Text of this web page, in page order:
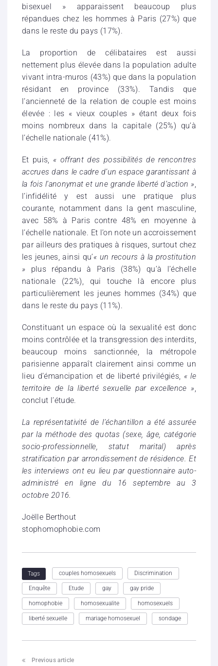
bisexuel » apparaissent beaucoup plus
répandues chez les hommes à Paris (27%) que
dans le reste du pays (17%).
La proportion de célibataires est aussi
nettement plus élevée dans la population adulte
vivant intra-muros (43%) que dans la population
résidant en province (33%). Tandis que
l’ancienneté de la relation de couple est moins
élevée : les « vieux couples » étant deux fois
moins nombreux dans la capitale (25%) qu’à
l’échelle nationale (41%).
Et puis, « offrant des possibilités de rencontres
accrues dans le cadre d’un espace garantissant à
la fois l’anonymat et une grande liberté d’action »,
l’infidélité y est aussi une pratique plus
courante, notamment dans la gent masculine,
avec 58% à Paris contre 48% en moyenne à
l’échelle nationale. Et l’on note un accroissement
par ailleurs des pratiques à risques, surtout chez
les jeunes, ainsi qu’« un recours à la prostitution
» plus répandu à Paris (38%) qu’à l’échelle
nationale (22%), qui touche là encore plus
particulièrement les jeunes hommes (34%) que
dans le reste du pays (11%).
Constituant un espace où la sexualité est donc
moins contrôlée et la transgression des interdits,
beaucoup moins sanctionnée, la métropole
parisienne apparaît clairement ainsi comme un
lieu d’émancipation et de liberté privilégiés, « le
territoire de la liberté sexuelle par excellence »,
conclut l’étude.
La représentativité de l’échantillon a été assurée
par la méthode des quotas (sexe, âge, catégorie
socio-professionnelle, statut marital) après
stratification par arrondissement de résidence. Et
les interviews ont eu lieu par questionnaire auto-
administré en ligne du 16 septembre au 3
octobre 2016.
Joëlle Berthout
stophomophobie.com
Tags couples homosexuels Discrimination
Enquête Etude gay gay pride
homophobie homosexualite homosexuels
liberté sexuelle mariage homosexuel sondage
Previous article